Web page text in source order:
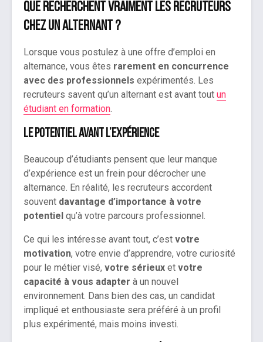
Que recherchent vraiment les recruteurs
chez un alternant ?
Lorsque vous postulez à une offre d’emploi en
alternance, vous êtes rarement en concurrence
avec des professionnels expérimentés. Les
recruteurs savent qu’un alternant est avant tout un
étudiant en formation.
Le potentiel avant l’expérience
Beaucoup d’étudiants pensent que leur manque
d’expérience est un frein pour décrocher une
alternance. En réalité, les recruteurs accordent
souvent davantage d’importance à votre
potentiel qu’à votre parcours professionnel.
Ce qui les intéresse avant tout, c’est votre
motivation, votre envie d’apprendre, votre curiosité
pour le métier visé, votre sérieux et votre
capacité à vous adapter à un nouvel
environnement. Dans bien des cas, un candidat
impliqué et enthousiaste sera préféré à un profil
plus expérimenté, mais moins investi.